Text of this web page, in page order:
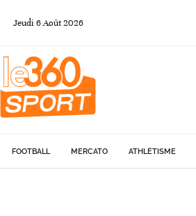
Jeudi 6Août 2026
FOOTBALL MERCATO ATHLÉTISME